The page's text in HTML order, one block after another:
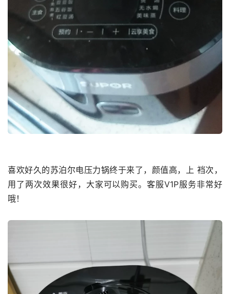
喜欢好久的苏泊尔电压力锅终于来了，颜值高，上 裆次，
用了两次效果很好，大家可以购买。客服V1P服务非常好
哦！